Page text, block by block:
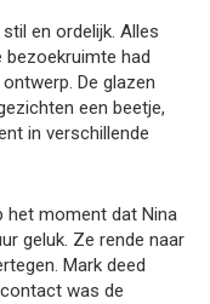
en ordelijk. Alles
bezoekruimte had
De glazen
een beetje,
in verschillende
het moment dat Nina
geluk. Ze rende naar
Mark deed
was de